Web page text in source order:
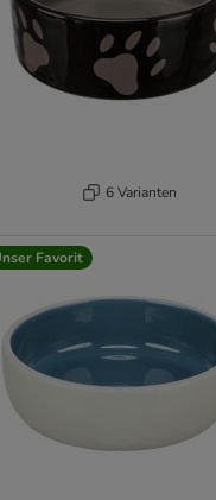
6 Varianten
Favorit